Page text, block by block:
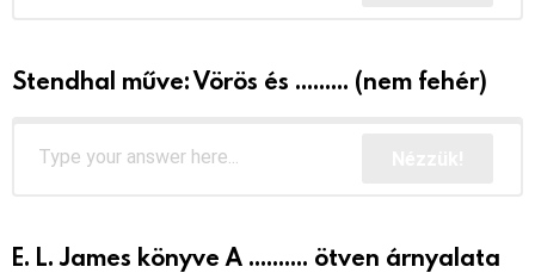
Stendhal műve: Vörös és ......... (nem fehér)
E. L. James könyve A .......... ötven árnyalata